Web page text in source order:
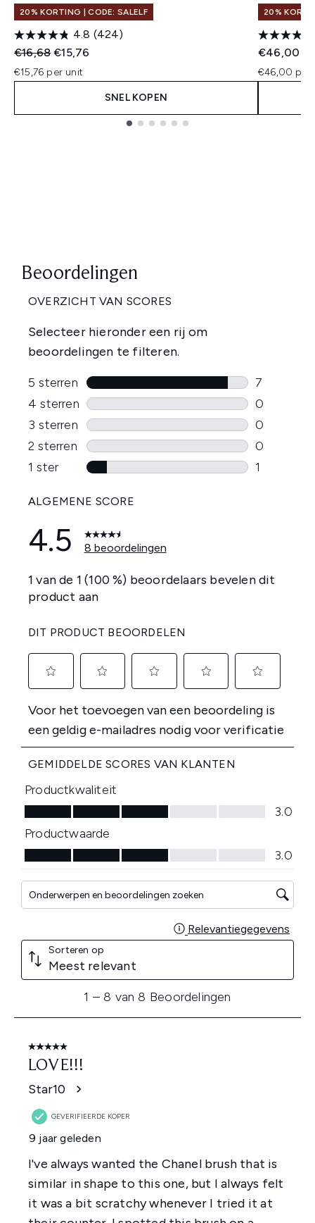
20% KORTING | CODE: SALELF
4.8 (424)
Recommended Retail Price:
€16,68Huidige prijs:
€15,76
€15,76 per unit
SNEL KOPEN
20%
€46,00
€46,00 per